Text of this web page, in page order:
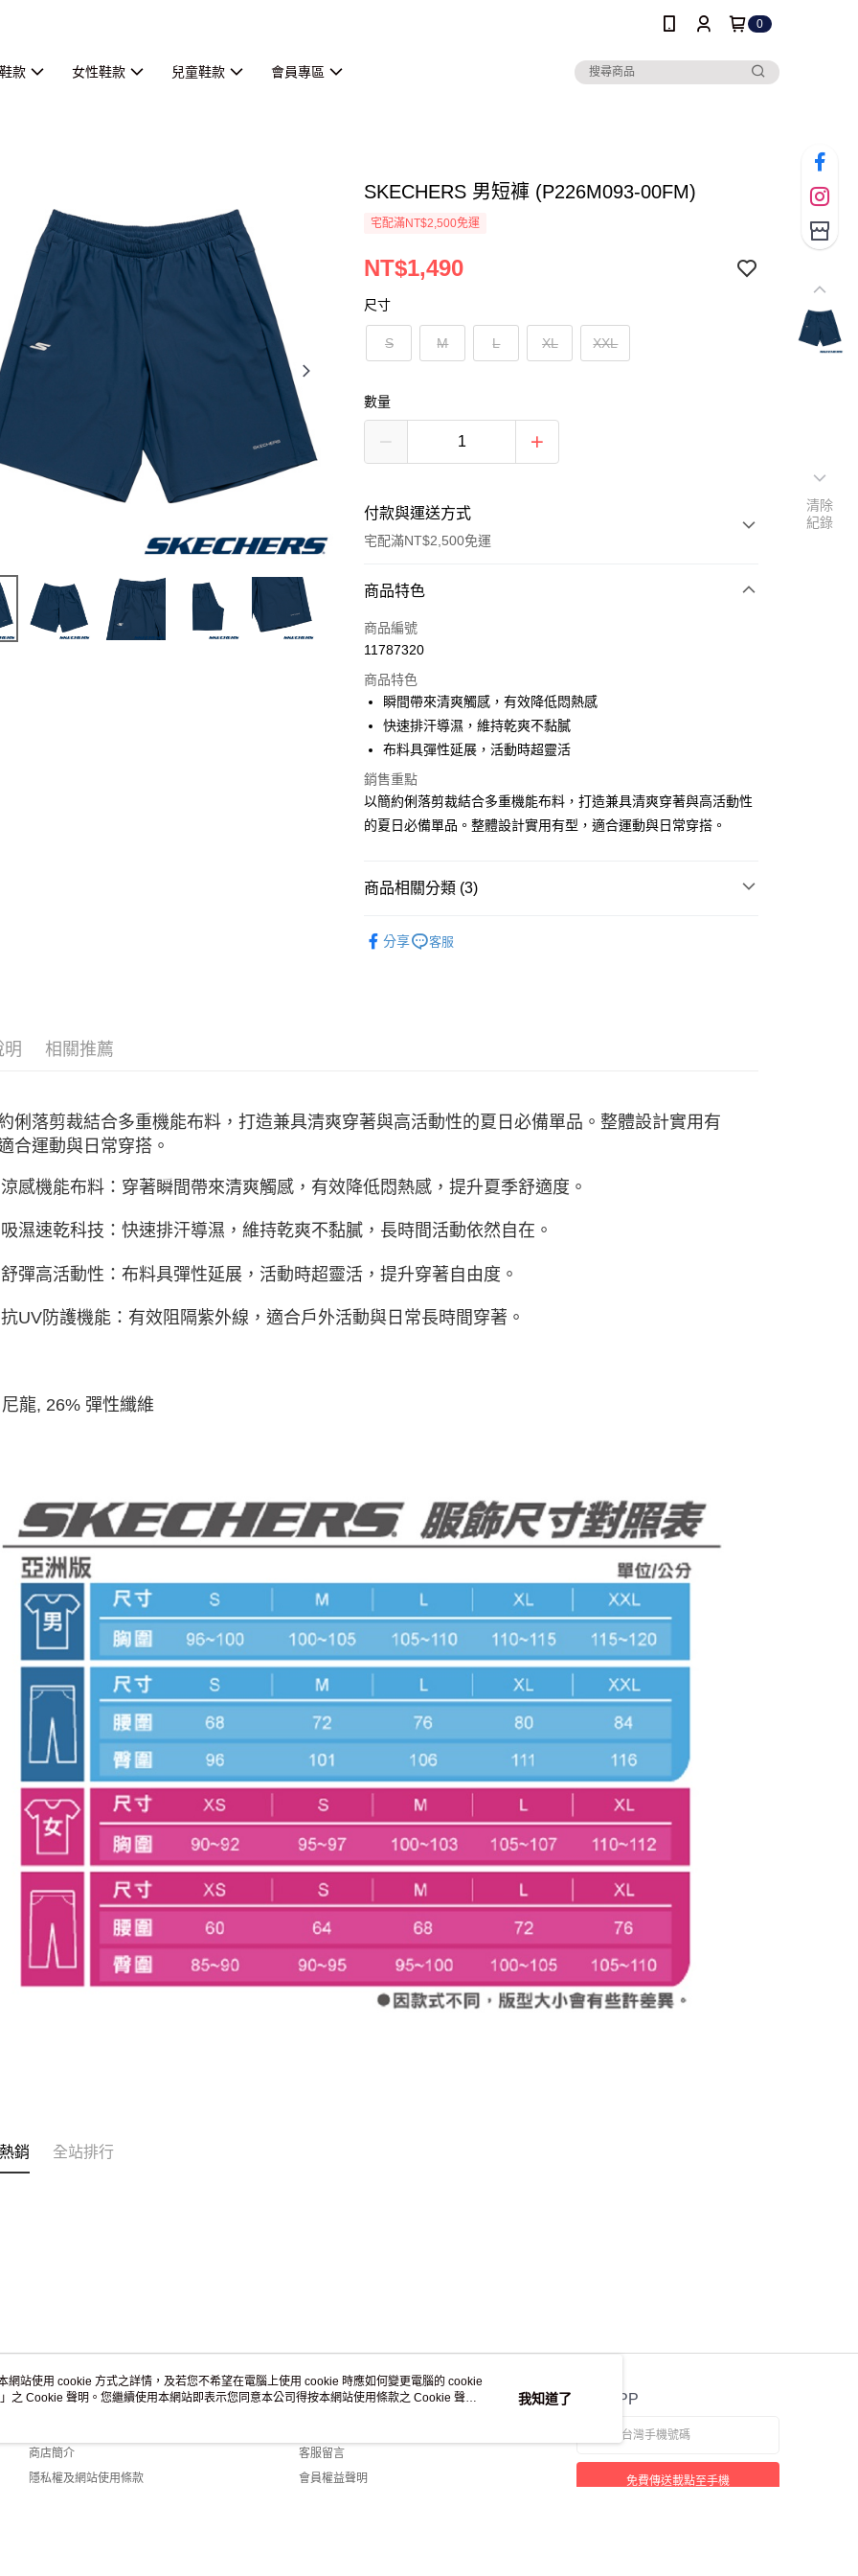
0
款 女性鞋款 兒童鞋款 會員專區
SKECHERS 男短褲 (P226M093-00FM)
宅配滿NT$2,500免運
NT$1,490
尺寸
S M L XL XXL
數量
付款與運送方式
宅配滿NT$2,500免運
付款方式
信用卡一次付款
大哥付你分期
相關說明
1.本服務由台灣大哥大提供，台灣大哥大用戶可立即使用無須另外申請。
2.付款方式選擇「大哥付你分期」，訂單成立後會自動跳轉到大哥付的交易
流程，驗證手機門號後，選擇欲分期的期數、繳款截止日，確認付款後即
完成交易。
3.實際核准額度、可分期數及費用金額請依後續交易確認頁面所載為準。
【繳款方式說明】
2.透過簡訊連結打開帳單後，可選擇「超商條碼／台灣大直營門市／銀行轉
3.完整用戶服務條款，請詳閱以下連結：https://oppay.tw/userRule
ATM付款
商品特色
商品編號
11787320
商品特色
瞬間帶來清爽觸感，有效降低悶熱感
快速排汗導濕，維持乾爽不黏膩
布料具彈性延展，活動時超靈活
銷售重點
以簡約俐落剪裁結合多重機能布料，打造兼具清爽穿著與高活動性
的夏日必備單品。整體設計實用有型，適合運動與日常穿搭。
商品相關分類 (3)
分享 客服
明 相關推薦
俐落剪裁結合多重機能布料，打造兼具清爽穿著與高活動性的夏日必備單品。整體設計實用有
合運動與日常穿搭。
涼感機能布料：穿著瞬間帶來清爽觸感，有效降低悶熱感，提升夏季舒適度。
吸濕速乾科技：快速排汗導濕，維持乾爽不黏膩，長時間活動依然自在。
舒彈高活動性：布料具彈性延展，活動時超靈活，提升穿著自由度。
抗UV防護機能：有效阻隔紫外線，適合戶外活動與日常長時間穿著。
龍, 26% 彈性纖維
銷 全站排行
關於我們
商店簡介
隱私權及網站使用條款
客服資訊
客服留言
會員權益聲明
官方APP
免費傳送載點至手機
清除
紀錄
網站使用 cookie 方式之詳情，及若您不希望在電腦上使用 cookie 時應如何變更電腦的 cookie
」之 Cookie 聲明。您繼續使用本網站即表示您同意本公司得按本網站使用條款之 Cookie 聲明
我知道了